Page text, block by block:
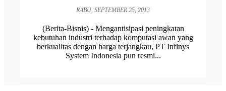
RABU, SEPTEMBER 25, 2013
(Berita-Bisnis) - Mengantisipasi peningkatan
kebutuhan industri terhadap komputasi awan yang
berkualitas dengan harga terjangkau, PT Infinys
System Indonesia pun resmi...